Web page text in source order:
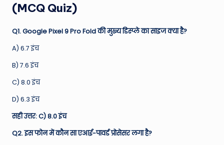
(MCQ Quiz)
Q1. Google Pixel 9 Pro Fold की मुख्य डिस्प्ले का साइज क्या है?
A) 6.7 इंच
B) 7.6 इंच
C) 8.0 इंच
D) 6.3 इंच
सही उत्तर: C) 8.0 इंच
Q2. इस फोन में कौन सा एआई-पावर्ड प्रोसेसर लगा है?